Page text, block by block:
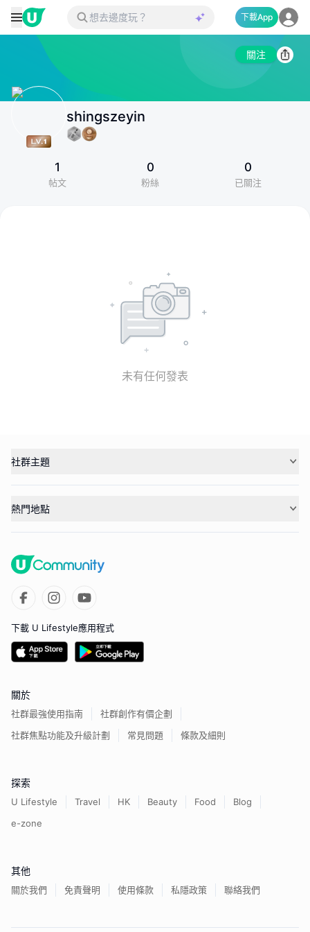
下載App
關注
shingszeyin
1
帖文
0
粉絲
0
已關注
未有任何發表
社群主題
熱門地點
下載 U Lifestyle應用程式
關於
社群最強使用指南
社群創作有價企劃
社群焦點功能及升級計劃
常見問題 條款及細則
探索
U Lifestyle Travel HK Beauty Food
Blog
e-zone
其他
關於我們 免責聲明 使用條款 私隱政策 聯絡我們